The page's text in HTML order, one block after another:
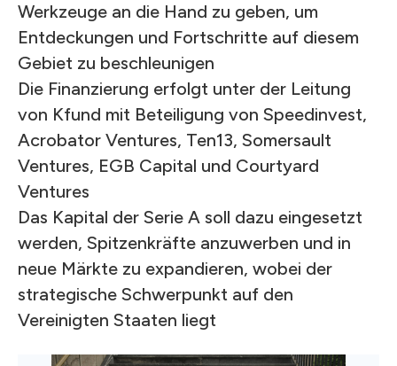
Werkzeuge an die Hand zu geben, um
Entdeckungen und Fortschritte auf diesem
Gebiet zu beschleunigen
Die Finanzierung erfolgt unter der Leitung
von Kfund mit Beteiligung von Speedinvest,
Acrobator Ventures, Ten13, Somersault
Ventures, EGB Capital und Courtyard
Ventures
Das Kapital der Serie A soll dazu eingesetzt
werden, Spitzenkräfte anzuwerben und in
neue Märkte zu expandieren, wobei der
strategische Schwerpunkt auf den
Vereinigten Staaten liegt